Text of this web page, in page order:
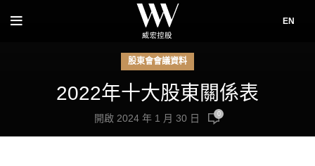
EN
股東會會議資料
2022年十大股東關係表
開啟 2024 年 1 月 30 日 0